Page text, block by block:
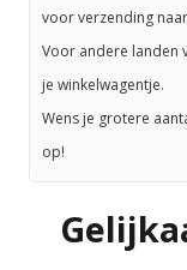
voor verzending
Voor andere landen
je winkelwagentje.
Wens je grotere
op!